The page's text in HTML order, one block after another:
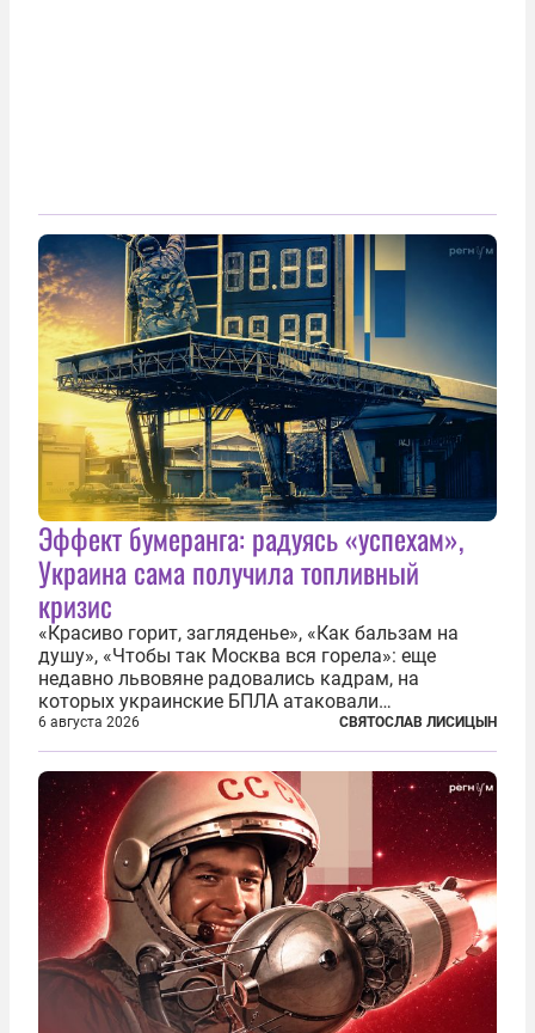
Эффект бумеранга: радуясь «успехам»,
Украина сама получила топливный
кризис
«Красиво горит, загляденье», «Как бальзам на
душу», «Чтобы так Москва вся горела»: еще
недавно львовяне радовались кадрам, на
которых украинские БПЛА атаковали
нефтеперерабатывающие предприятия России. В
скором времени оказалось, что в «эту игру можно
играть вдвоем» — российские дроны только за...
6 августа 2026 СВЯТОСЛАВ ЛИСИЦЫН